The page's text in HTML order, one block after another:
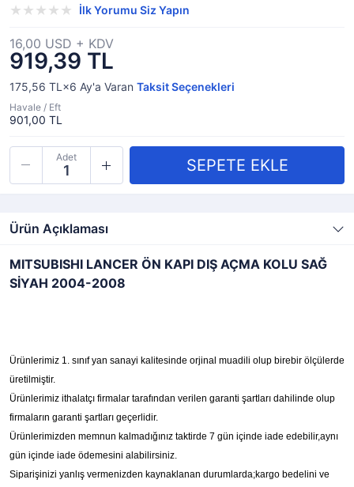
İlk Yorumu Siz Yapın
919,39 TL
16,00 USD + KDV
175,56 TL×6 Ay'a Varan Taksit Seçenekleri
Havale / Eft
901,00 TL
Adet
Ürün Açıklaması
MITSUBISHI LANCER ÖN KAPI DIŞ AÇMA KOLU SAĞ
SİYAH 2004-2008
Ürünlerimiz 1. sınıf yan sanayi kalitesinde orjinal muadili olup birebir ölçülerde
üretilmiştir.
Ürünlerimiz ithalatçı firmalar tarafından verilen garanti şartları dahilinde olup
firmaların garanti şartları geçerlidir.
Ürünlerimizden memnun kalmadığınız taktirde 7 gün içinde iade edebilir,aynı
gün içinde iade ödemesini alabilirsiniz.
Siparişinizi yanlış vermenizden kaynaklanan durumlarda;kargo bedelini ve